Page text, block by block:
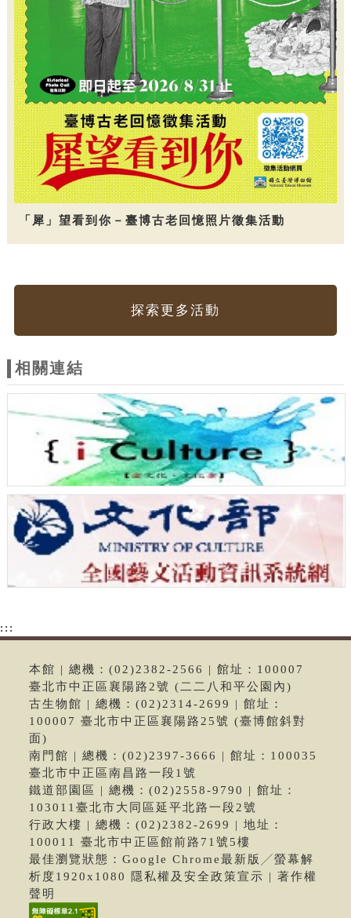
「犀」望看到你－臺博古老回憶照片徵集活動
探索更多活動
相關連結
:::
本館 | 總機：(02)2382-2566 | 館址：100007
臺北市中正區襄陽路2號 (二二八和平公園內)
古生物館 | 總機：(02)2314-2699 | 館址：
100007 臺北市中正區襄陽路25號 (臺博館斜對
面)
南門館 | 總機：(02)2397-3666 | 館址：100035
臺北市中正區南昌路一段1號
鐵道部園區 | 總機：(02)2558-9790 | 館址：
103011臺北市大同區延平北路一段2號
行政大樓 | 總機：(02)2382-2699 | 地址：
100011 臺北市中正區館前路71號5樓
最佳瀏覽狀態：Google Chrome最新版╱螢幕解
析度1920x1080 隱私權及安全政策宣示 | 著作權
聲明